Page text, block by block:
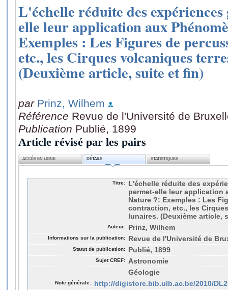
L'échelle réduite des
elle leur application aux
Exemples : Les Figures de
etc., les Cirques volcaniques
(Deuxième article, suite et fin)
par Prinz, Wilhem
Référence Revue de l'Université de
Publication Publié, 1899
Article révisé par les pairs
ACCÈS EN LIGNE DÉTAILS STATISTIQUES
Titre:
L'échelle réduite des
permet-elle leur application
Nature ?: Exemples : Les
contraction, etc., les
lunaires. (Deuxième article,
Auteur: Prinz, Wilhem
Informations sur la publication: Revue de l'Université de
Statut de publication: Publié, 1899
Sujet CREF:
Astronomie
Géologie
Note générale: http://digistore.bib.ulb.ac.be/2010/